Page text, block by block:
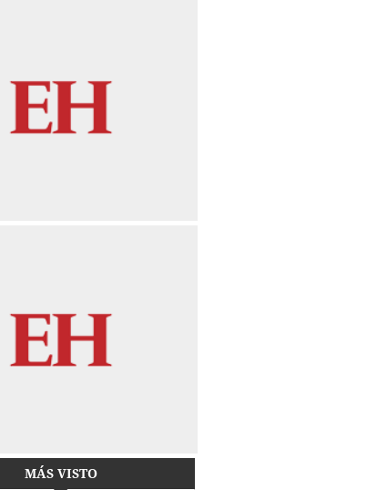
MÁS VISTO